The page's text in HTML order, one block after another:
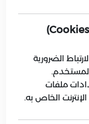
الضرورية
ملفات
الخاص به.